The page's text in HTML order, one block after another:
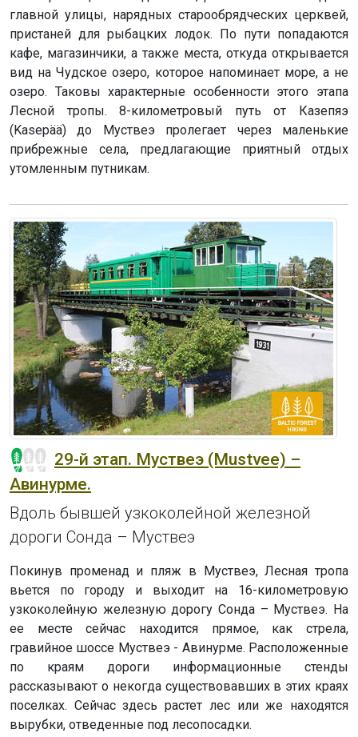
главной улицы, нарядных старообрядческих церквей,
пристаней для рыбацких лодок. По пути попадаются
кафе, магазинчики, а также места, откуда открывается
вид на Чудское озеро, которое напоминает море, а не
озеро. Таковы характерные особенности этого этапа
Лесной тропы. 8-километровый путь от Казепяэ
(Kasepää) до Муствеэ пролегает через маленькие
прибрежные села, предлагающие приятный отдых
утомленным путникам.
29-й этап. Муствеэ (Mustvee) –
Авинурме.
Вдоль бывшей узкоколейной железной
дороги Сонда – Муствеэ
Покинув променад и пляж в Муствеэ, Лесная тропа
вьется по городу и выходит на 16-километровую
узкоколейную железную дорогу Сонда – Муствеэ. На
ее месте сейчас находится прямое, как стрела,
гравийное шоссе Муствеэ - Авинурме. Расположенные
по краям дороги информационные стенды
рассказывают о некогда существовавших в этих краях
поселках. Сейчас здесь растет лес или же находятся
вырубки, отведенные под лесопосадки.